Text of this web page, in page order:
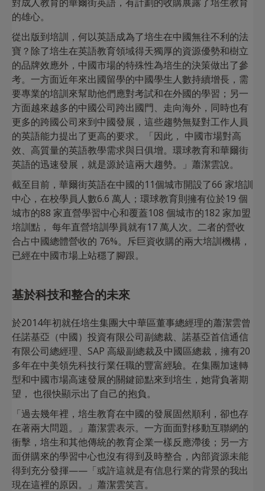
的雄心。
從出版到培訓，何以英語成為了培生在中國無往不利的法
寶？除了培生在英語教育領域得天獨厚的資源優勢和樹立
的品牌效應外，中國市場的特殊性為培生的決策做出了參
考。一方面近年來出國留學的中國學生人數持續增長，需
要專業的培訓來幫助他們應對考試和在外國的學習；另一
方面越來越多的中國公司跨出國門、走向海外，同時也有
更多的跨國公司來到中國發展，這些趨勢無疑對工作人員
的英語能力提出了更高的要求。「因此， 中國市場對高
效、高質量的英語教學需求與日俱增。環球教育和華爾街
英語的迅速發展，就是源於這兩大趨勢。」蕭潔雲說。
截至目前，華爾街英語在中國的11個城市開設了66 家培訓
中心，在校學員人數6.6 萬人；環球教育則擁有位於19 個
城市的88 家直營學習中心和覆蓋108 個城市的182 家加盟
培訓點， 每年直營培訓學員就有17 萬人次。二者的營收
合占中國總體營收的 76%。斥巨資收購的兩大培訓機構，
已經在中國市場上站穩了腳跟。
基於科技和整合的未來
於2014年初就任培生集團大中華區董事總經理的蕭潔雲曾
任諾基亞（中國）投資有限公司副總裁、諾基亞首信通信
有限公司總經理、SAP 高級副總裁及中國區總裁，擁有20
多年在中美領先科技行業任職的豐富經驗。在集團加速轉
型和中國市場高速發展的關鍵節點來到培生，她背負著期
望， 也很快顯示出了自己的抱負。
「過去幾年裡，培生教育在中國的發展固然順利，卻也存
在著兩大問題。」蕭潔雲表示。一方面面對移動互聯網的
衝擊，培生和其他傳統的教育企業一樣反應滯後；另一方
面併購來的學習中心也沒有得到及時整合，內部資源未能
得到充分發揮——「或許這就是有信息行業的背景的我出
現在這裡的原因。」蕭潔雲笑言。